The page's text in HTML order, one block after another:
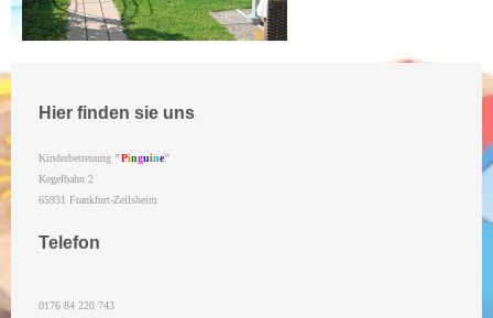
Hier finden sie uns
Kinderbetreuung "Pinguine"
Kegelbahn 2
65931 Frankfurt-Zeilsheim
Telefon
0176 84 220 743